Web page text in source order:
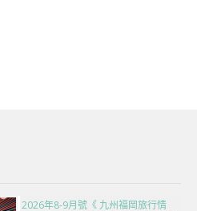
2026年8-9月號《 九州福岡旅行情